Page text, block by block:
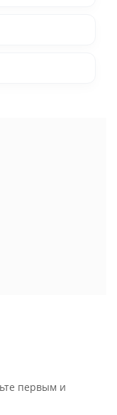
первым и